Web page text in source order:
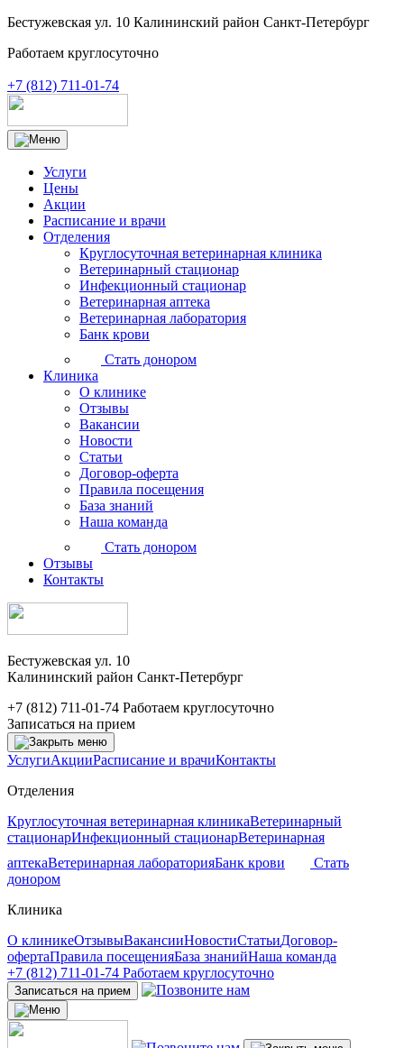
Бестужевская ул. 10 Калининский район Санкт-Петербург
Работаем круглосуточно
+7 (812) 711-01-74
Услуги
Цены
Акции
Расписание и врачи
Отделения
Круглосуточная ветеринарная клиника
Ветеринарный стационар
Инфекционный стационар
Ветеринарная аптека
Ветеринарная лаборатория
Банк крови
Стать донором
Клиника
О клинике
Отзывы
Вакансии
Новости
Статьи
Договор-оферта
Правила посещения
База знаний
Наша команда
Стать донором
Отзывы
Контакты
Бестужевская ул. 10
Калининский район Санкт-Петербург
+7 (812) 711-01-74 Работаем круглосуточно
Записаться на прием
УслугиАкцииРасписание и врачиКонтакты
Отделения
Круглосуточная ветеринарная клиникаВетеринарный
стационарИнфекционный стационарВетеринарная
аптекаВетеринарная лабораторияБанк крови
Стать
донором
Клиника
О клиникеОтзывыВакансииНовостиСтатьиДоговор-
офертаПравила посещенияБаза знанийНаша команда
+7 (812) 711-01-74 Работаем круглосуточно
Записаться на прием